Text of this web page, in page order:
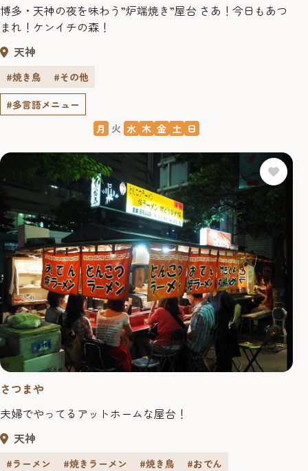
博多・天神の夜を味わう”炉端焼き”屋台 さあ！今日もあつ
まれ！ケンイチの森！
天神
#焼き鳥
#その他
#多言語メニュー
月 火 水 木 金 土 日
さつまや
夫婦でやってるアットホームな屋台！
天神
#ラーメン #焼きラーメン #焼き鳥
#おでん